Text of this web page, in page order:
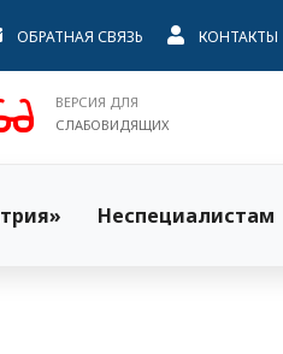
ОБРАТНАЯ СВЯЗЬ КОНТАКТЫ
ВЕРСИЯ ДЛЯ
СЛАБОВИДЯЩИХ
Неспециалистам